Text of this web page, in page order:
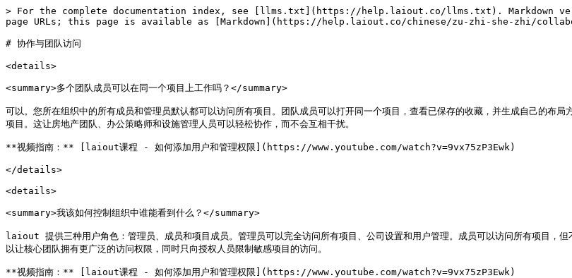
> For the complete documentation index, see [llms.txt](https://help.laiout.co/llms.txt). Markdown
page URLs; this page is available as [Markdown](https://help.laiout.co/chinese/zu-zhi-she-zhi/
# 协作与团队访问
<details>
<summary>多个团队成员可以在同一个项目上工作吗？</summary>
可以。您所在组织中的所有成员和管理员默认都可以访问所有项目。团队成员可以打开同一个项目，查看已保存的收藏，并生成自己的布
项目。这让房地产团队、办公策略师和设施管理人员可以轻松协作，而不会互相干扰。
**视频指南：** [laiout课程 - 如何添加用户和管理权限](https://www.youtube.com/watch?v=9vx75zP3Ewk)
</details>
<details>
<summary>我该如何控制组织中谁能看到什么？</summary>
laiout 提供三种用户角色：管理员、成员和项目成员。管理员可以完全访问所有项目、公司设置和用户管理。成员可以访问所有项目，
以让核心团队拥有更广泛的访问权限，同时只向授权人员限制敏感项目的访问。
**视频指南：** [laiout课程 - 如何添加用户和管理权限](https://www.youtube.com/watch?v=9vx75zP3Ewk)